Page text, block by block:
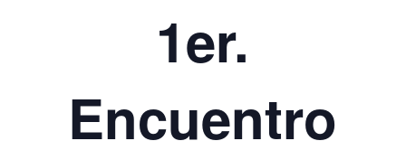
1er.
Encuentro